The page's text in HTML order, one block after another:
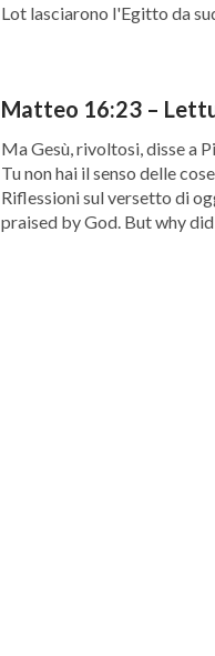
Lot lasciarono l'Egitto da
Matteo 16:23
Ma Gesù, rivoltosi, disse a
Tu non hai il senso delle
Riflessioni sul versetto di
praised by God. But why